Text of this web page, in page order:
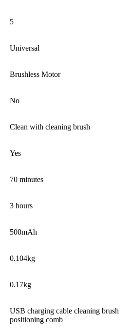
5
Universal
Brushless Motor
No
Clean with cleaning brush
Yes
70 minutes
3 hours
500mAh
0.104kg
0.17kg
USB charging cable cleaning brush
positioning comb